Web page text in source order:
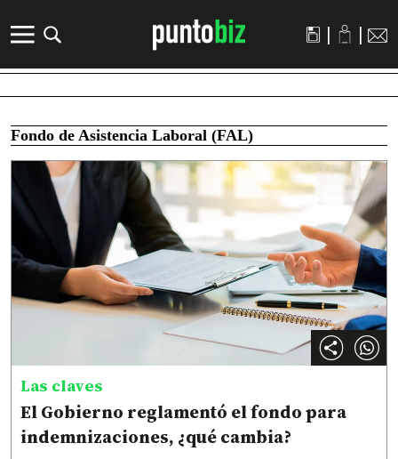
| |
Fondo de Asistencia Laboral (FAL)
Las claves
El Gobierno reglamentó el fondo para
indemnizaciones, ¿qué cambia?